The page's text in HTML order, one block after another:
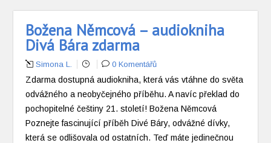
Božena Němcová – audiokniha
Divá Bára zdarma
Simona L. 0 Komentářů
Zdarma dostupná audiokniha, která vás vtáhne do světa
odvážného a neobyčejného příběhu. A navíc překlad do
pochopitelné češtiny 21. století! Božena Němcová
Poznejte fascinující příběh Divé Báry, odvážné dívky,
která se odlišovala od ostatních. Teď máte jedinečnou